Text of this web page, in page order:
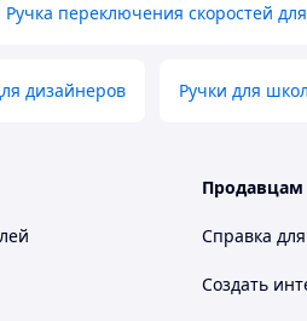
Ручка переключения скоростей
дизайнеров Ручки для
Продавцам
Справка
Создать